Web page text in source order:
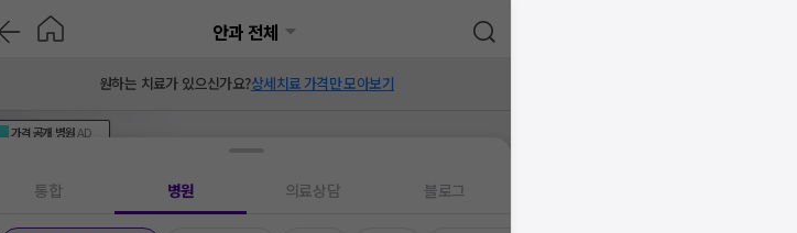
안과 전체
원하는 치료가 있으신가요?상세치료 가격만 모아보기
가격공개 병원AD
통합 병원 의료상담 블로그